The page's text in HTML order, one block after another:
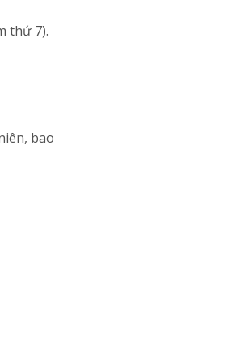
thứ 7).
bao